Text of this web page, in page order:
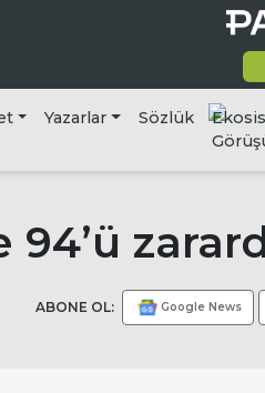
Yazarlar Sözlük
ABONE OL: Google News